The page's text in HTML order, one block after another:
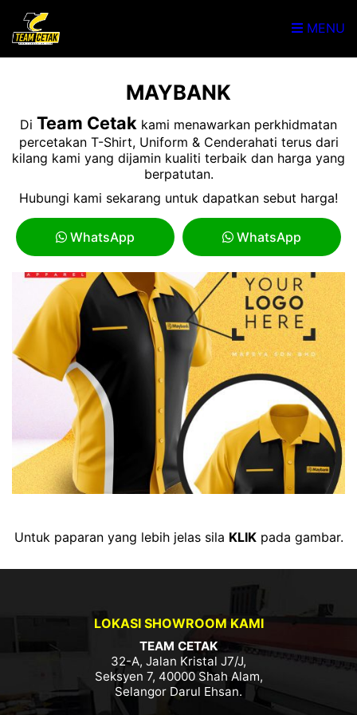
MENU
MAYBANK
Di Team Cetak kami menawarkan perkhidmatan
percetakan T-Shirt, Uniform & Cenderahati terus dari
kilang kami yang dijamin kualiti terbaik dan harga yang
berpatutan.
Hubungi kami sekarang untuk dapatkan sebut harga!
WhatsApp WhatsApp
Untuk paparan yang lebih jelas sila KLIKpada gambar.
LOKASI SHOWROOM KAMI
TEAM CETAK
32-A, Jalan Kristal J7/J,
Seksyen 7, 40000 Shah Alam,
Selangor Darul Ehsan.